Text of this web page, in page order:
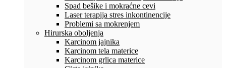
Spad bešike i mokraćne cevi
Laser terapija stres inkontinencije
Problemi sa mokrenjem
Hirurska oboljenja
Karcinom jajnika
Karcinom tela materice
Karcinom grlica materice